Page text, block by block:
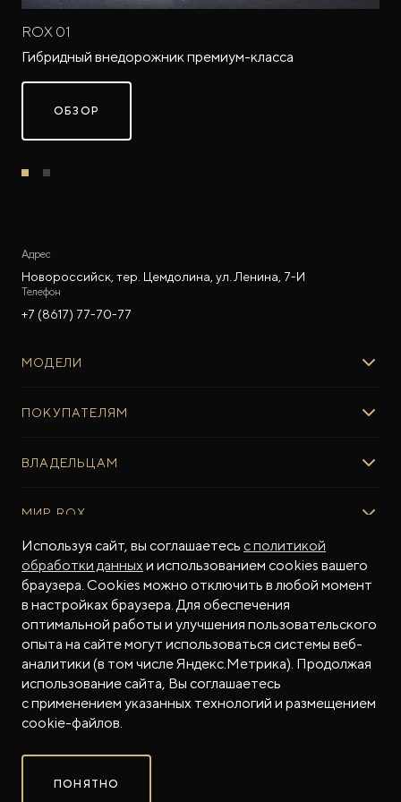
Совершенно новый флагманский внедорожник
ROX 01
Гибридный внедорожник премиум-класса
ОБЗОР
Адрес
Новороссийск, тер. Цемдолина, ул. Ленина, 7-И
Телефон
+7 (8617) 77-70-77
МОДЕЛИ
ROX ADAMAS
ПОКУПАТЕЛЯМ
Авто в наличии
Тест-драйв
Специальные предложения
ФИНАНСЫ И УСЛУГИ
Финансовые программы
Рассчитать кредит
Трейд-ин
Калькулятор трейд-ин
Страхование
ВЛАДЕЛЬЦАМ
Регламент ТО
Программное обеспечение
ПОДДЕРЖКА
Гарантия производителя
Контракт гарантийной поддержки
Помощь на дорогах
Руководства по эксплуатации
Магазин приложений ROX
МИР ROX
О БРЕНДЕ
Бренд ROX
Дизайн Pininfarina
СМИ о нас
Истории владельцев
Часто задаваемые вопросы
СОТРУДНИЧЕСТВО
МЫ В СОЦСЕТЯХ
© 2026
Сделано в ПЕРКС
Используя сайт, вы соглашаетесь с политикой
обработки данныхи использованием cookies вашего
браузера. Cookies можно отключить в любой момент
в настройках браузера. Для обеспечения
оптимальной работы и улучшения пользовательского
опыта на сайте могут использоваться системы веб-
аналитики (в том числе Яндекс.Метрика). Продолжая
использование сайта, Вы соглашаетесь
с применением указанных технологий и размещением
cookie-файлов.
ПОНЯТНО